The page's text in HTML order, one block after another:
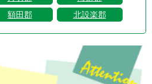
額田郡 北設楽郡